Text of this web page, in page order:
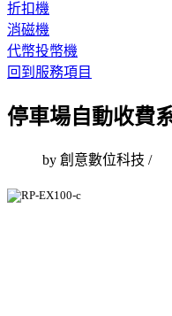
折扣機
消磁機
代幣投幣機
回到服務項目
停車場自動收費
by 創意數位科技 /